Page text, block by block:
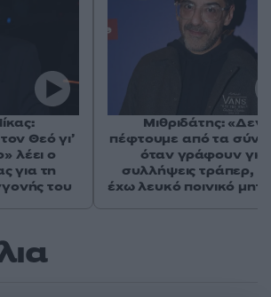
Θεό γι’
λέει ο
για τη
του
Μιθριδάτης: «Δεν
πέφτουμε από τα
όταν γράφουν για
συλλήψεις τράπερ,
έχω λευκό ποινικό